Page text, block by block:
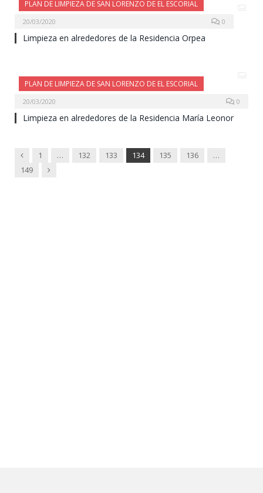
PLAN DE LIMPIEZA DE SAN LORENZO DE EL ESCORIAL
20/03/2020 0
Limpieza en alrededores de la Residencia Orpea
PLAN DE LIMPIEZA DE SAN LORENZO DE EL ESCORIAL
20/03/2020 0
Limpieza en alrededores de la Residencia María Leonor
Previous
1 … 132 133 134 135 136
…
149
Next